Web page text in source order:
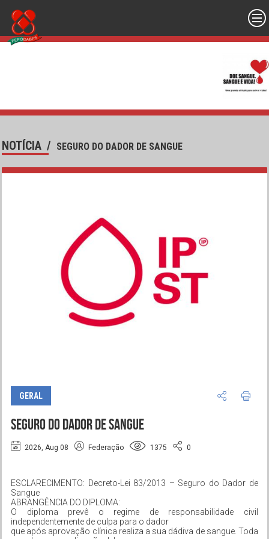
NOTÍCIA / SEGURO DO DADOR DE SANGUE
GERAL
Seguro do Dador de Sangue
2026, Aug 08 Federação 1375 0
ESCLARECIMENTO: Decreto-Lei 83/2013 – Seguro do Dador de
Sangue
ABRANGÊNCIA DO DIPLOMA:
O diploma prevê o regime de responsabilidade civil
independentemente de culpa para o dador
que após aprovação clínica realiza a sua dádiva de sangue. Toda